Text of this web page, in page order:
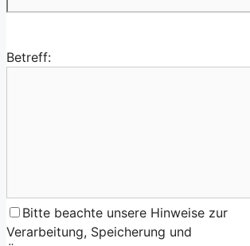
Betreff:
Bitte beachte unsere Hinweise zur
Verarbeitung, Speicherung und